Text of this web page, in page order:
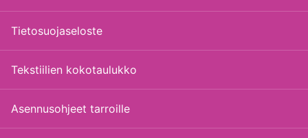
Tietosuojaseloste
Tekstiilien kokotaulukko
Asennusohjeet tarroille